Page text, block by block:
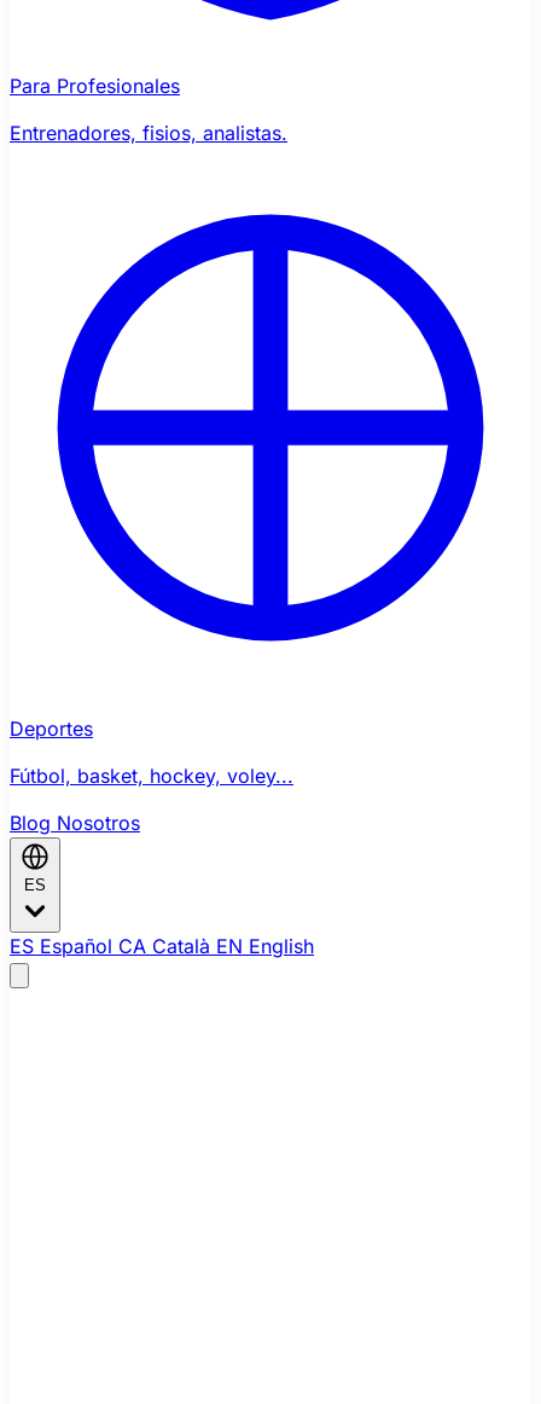
Para Profesionales
Entrenadores, fisios, analistas.
Deportes
Fútbol, basket, hockey, voley...
Blog Nosotros
ES
ES Español CA Català EN English